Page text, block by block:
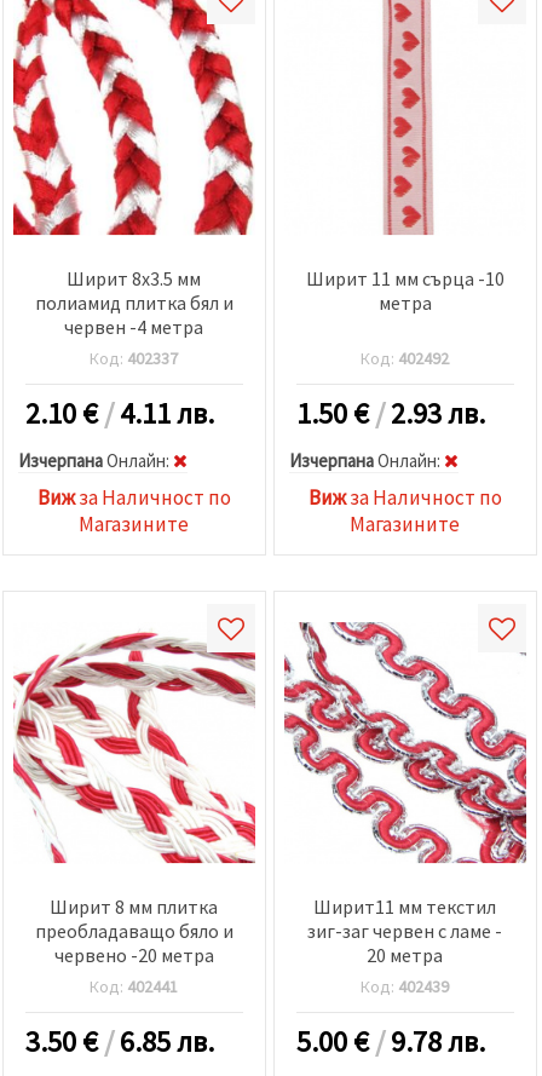
Ширит 8x3.5 мм
полиамид плитка бял и
червен -4 метра
Код: 402337
2.10€/4.11 лв.
ИзчерпанаOнлайн:
Вижза Наличност по
Магазините
Ширит 11 мм сърца -10
метра
Код: 402492
1.50€/2.93 лв.
ИзчерпанаOнлайн:
Вижза Наличност по
Магазините
Ширит 8 мм плитка
преобладаващо бяло и
червено -20 метра
Код: 402441
3.50€/6.85 лв.
Ширит11 мм текстил
зиг-заг червен с ламе -
20 метра
Код: 402439
5.00€/9.78 лв.